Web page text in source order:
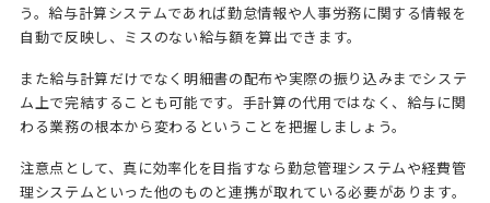
う。給与計算システムであれば勤怠情報や人事労務に関する情報を
自動で反映し、ミスのない給与額を算出できます。
また給与計算だけでなく明細書の配布や実際の振り込みまでシステ
ム上で完結することも可能です。手計算の代用ではなく、給与に関
わる業務の根本から変わるということを把握しましょう。
注意点として、真に効率化を目指すなら勤怠管理システムや経費管
理システムといった他のものと連携が取れている必要があります。